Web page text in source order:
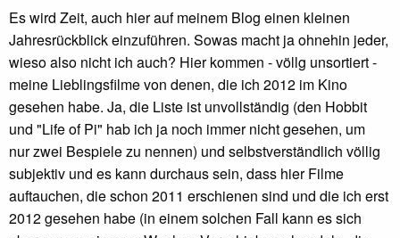
Es wird Zeit, auch hier auf meinem Blog einen kleinen
Jahresrückblick einzuführen. Sowas macht ja ohnehin jeder,
wieso also nicht ich auch? Hier kommen - völlg unsortiert -
meine Lieblingsfilme von denen, die ich 2012 im Kino
gesehen habe. Ja, die Liste ist unvollständig (den Hobbit
und "Life of Pi" hab ich ja noch immer nicht gesehen, um
nur zwei Bespiele zu nennen) und selbstverständlich völlig
subjektiv und es kann durchaus sein, dass hier Filme
auftauchen, die schon 2011 erschienen sind und die ich erst
2012 gesehen habe (in einem solchen Fall kann es sich